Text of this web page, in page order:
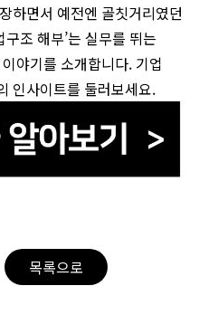
하면서 예전엔 골칫거리였던
조 해부’는 실무를 뛰는
야기를 소개합니다. 기업
인사이트를 둘러보세요.
목록으로